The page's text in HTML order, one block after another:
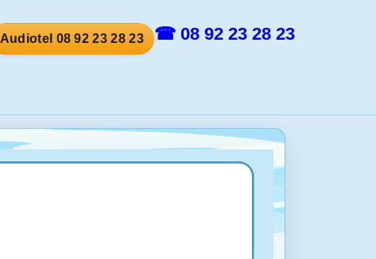
Audiotel 08 92 23 28 23 ☎ 08 92 23 28 23